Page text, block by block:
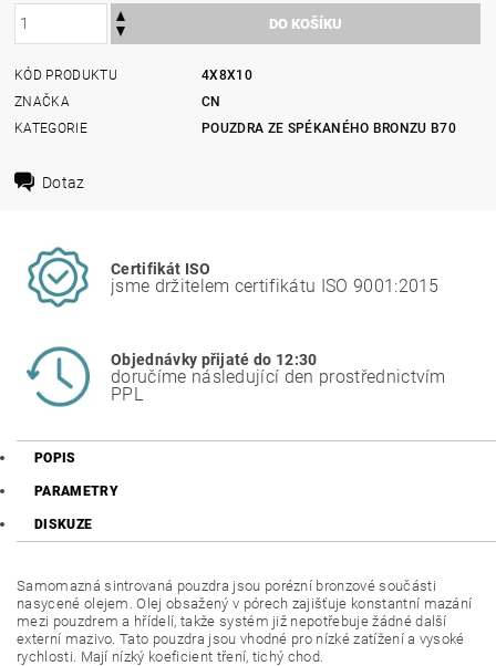
KÓD PRODUKTU
4X8X10
ZNAČKA
CN
KATEGORIE
POUZDRA ZE SPÉKANÉHO BRONZU B70
Dotaz
Certifikát ISO
jsme držitelem certifikátu ISO 9001:2015
Objednávky přijaté do 12:30
doručíme následující den prostřednictvím
PPL
POPIS
PARAMETRY
DISKUZE
Samomazná sintrovaná pouzdra jsou porézní bronzové součásti
nasycené olejem. Olej obsažený v pórech zajišťuje konstantní mazání
mezi pouzdrem a hřídelí, takže systém již nepotřebuje žádné další
externí mazivo. Tato pouzdra jsou vhodné pro nízké zatížení a vysoké
rychlosti. Mají nízký koeficient tření, tichý chod.